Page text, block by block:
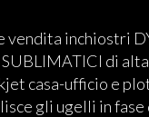
vendita inchiostri
di
casa-ufficio e
gli ugelli in fase